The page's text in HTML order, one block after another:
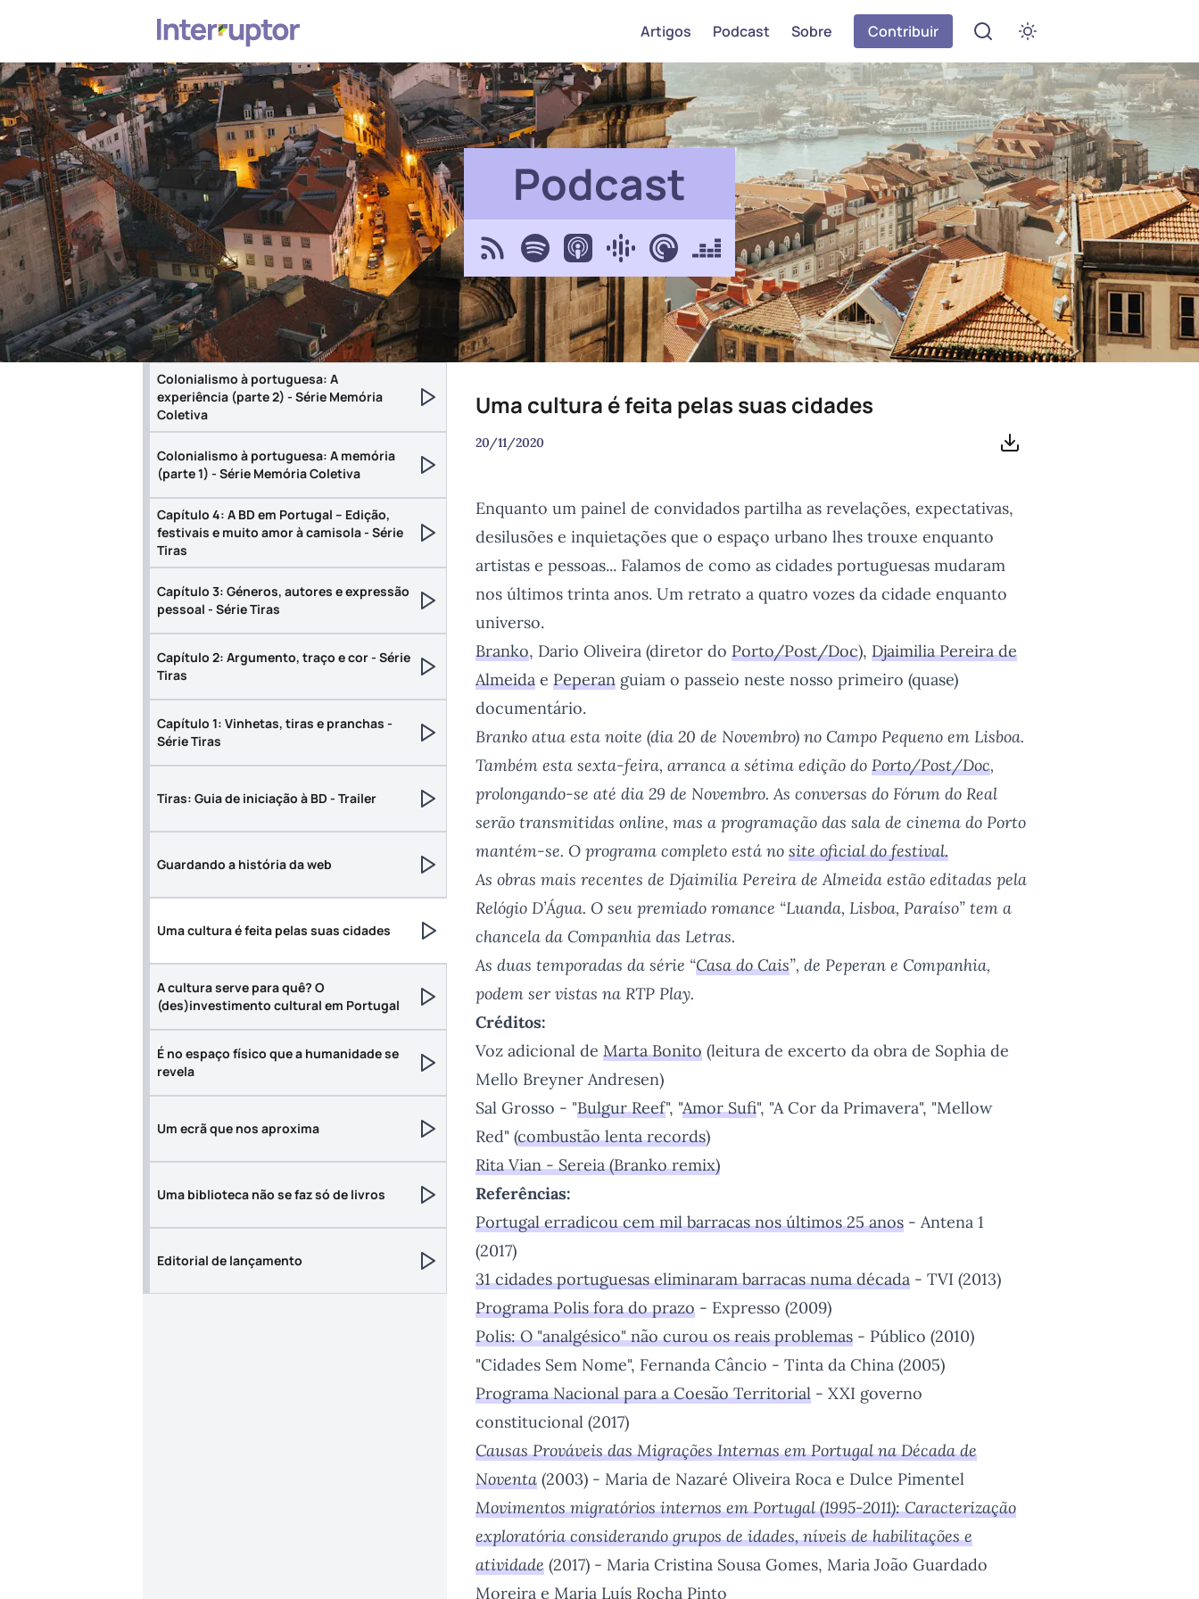
Artigos Podcast Sobre Contribuir Abrir menu de definições
Ativar modo escuro
Podcast
Feed RSSSpotifyApple Podcasts
Google Podcasts
Pocket Casts
Deezer
Colonialismo à portuguesa: A
experiência (parte 2) - Série Memória
Coletiva
Reproduzir
Colonialismo à portuguesa: A memória
(parte 1) - Série Memória Coletiva
Capítulo 4: A BD em Portugal – Edição,
festivais e muito amor à camisola - Série
Tiras
Capítulo 3: Géneros, autores e expressão
pessoal - Série Tiras
Reproduzir
Capítulo 2: Argumento, traço e cor - Série
Tiras
Reproduzir
Capítulo 1: Vinhetas, tiras e pranchas -
Série Tiras
Tiras: Guia de iniciação à BD - Trailer
Reproduzir
Guardando a história da web
Reproduzir
Uma cultura é feita pelas suas cidades
A cultura serve para quê? O
(des)investimento cultural em Portugal
Reproduzir
É no espaço físico que a humanidade se
revela
Reproduzir
Um ecrã que nos aproxima
Uma biblioteca não se faz só de livros
Reproduzir
Editorial de lançamento
Reproduzir
Uma cultura é feita pelas suas cidades
20/11/2020
Enquanto um painel de convidados partilha as revelações, expectativas,
desilusões e inquietações que o espaço urbano lhes trouxe enquanto
artistas e pessoas... Falamos de como as cidades portuguesas mudaram
nos últimos trinta anos. Um retrato a quatro vozes da cidade enquanto
universo.
Branko, Dario Oliveira (diretor doPorto/Post/Doc),Djaimilia Pereira de
Almeida ePeperan guiam o passeio neste nosso primeiro (quase)
documentário.
Branko atua esta noite (dia 20 de Novembro) no Campo Pequeno em Lisboa.
Também esta sexta-feira, arranca a sétima edição doPorto/Post/Doc,
prolongando-se até dia 29 de Novembro. As conversas do Fórum do Real
serão transmitidas online, mas a programação das sala de cinema do Porto
mantém-se. O programa completo está nosite oficial do festival.
As obras mais recentes de Djaimilia Pereira de Almeida estão editadas pela
Relógio D’Água. O seu premiado romance “Luanda, Lisboa, Paraíso” tem a
chancela da Companhia das Letras.
As duas temporadas da série “Casa do Cais”, de Peperan e Companhia,
podem ser vistas na RTP Play.
Créditos:
Voz adicional deMarta Bonito (leitura de excerto da obra de Sophia de
Mello Breyner Andresen)
Sal Grosso - "Bulgur Reef", "Amor Sufi", "A Cor da Primavera", "Mellow
Red" (combustão lenta records)
Rita Vian - Sereia (Branko remix)
Referências:
Portugal erradicou cem mil barracas nos últimos 25 anos - Antena 1
(2017)
31 cidades portuguesas eliminaram barracas numa década - TVI (2013)
Programa Polis fora do prazo - Expresso (2009)
Polis: O "analgésico" não curou os reais problemas - Público (2010)
"Cidades Sem Nome", Fernanda Câncio - Tinta da China (2005)
Programa Nacional para a Coesão Territorial - XXI governo
constitucional (2017)
Causas Prováveis das Migrações Internas em Portugal na Década de
Noventa (2003) - Maria de Nazaré Oliveira Roca e Dulce Pimentel
Movimentos migratórios internos em Portugal (1995-2011): Caracterização
exploratória considerando grupos de idades, níveis de habilitações e
atividade (2017) - Maria Cristina Sousa Gomes, Maria João Guardado
Moreira e Maria Luís Rocha Pinto